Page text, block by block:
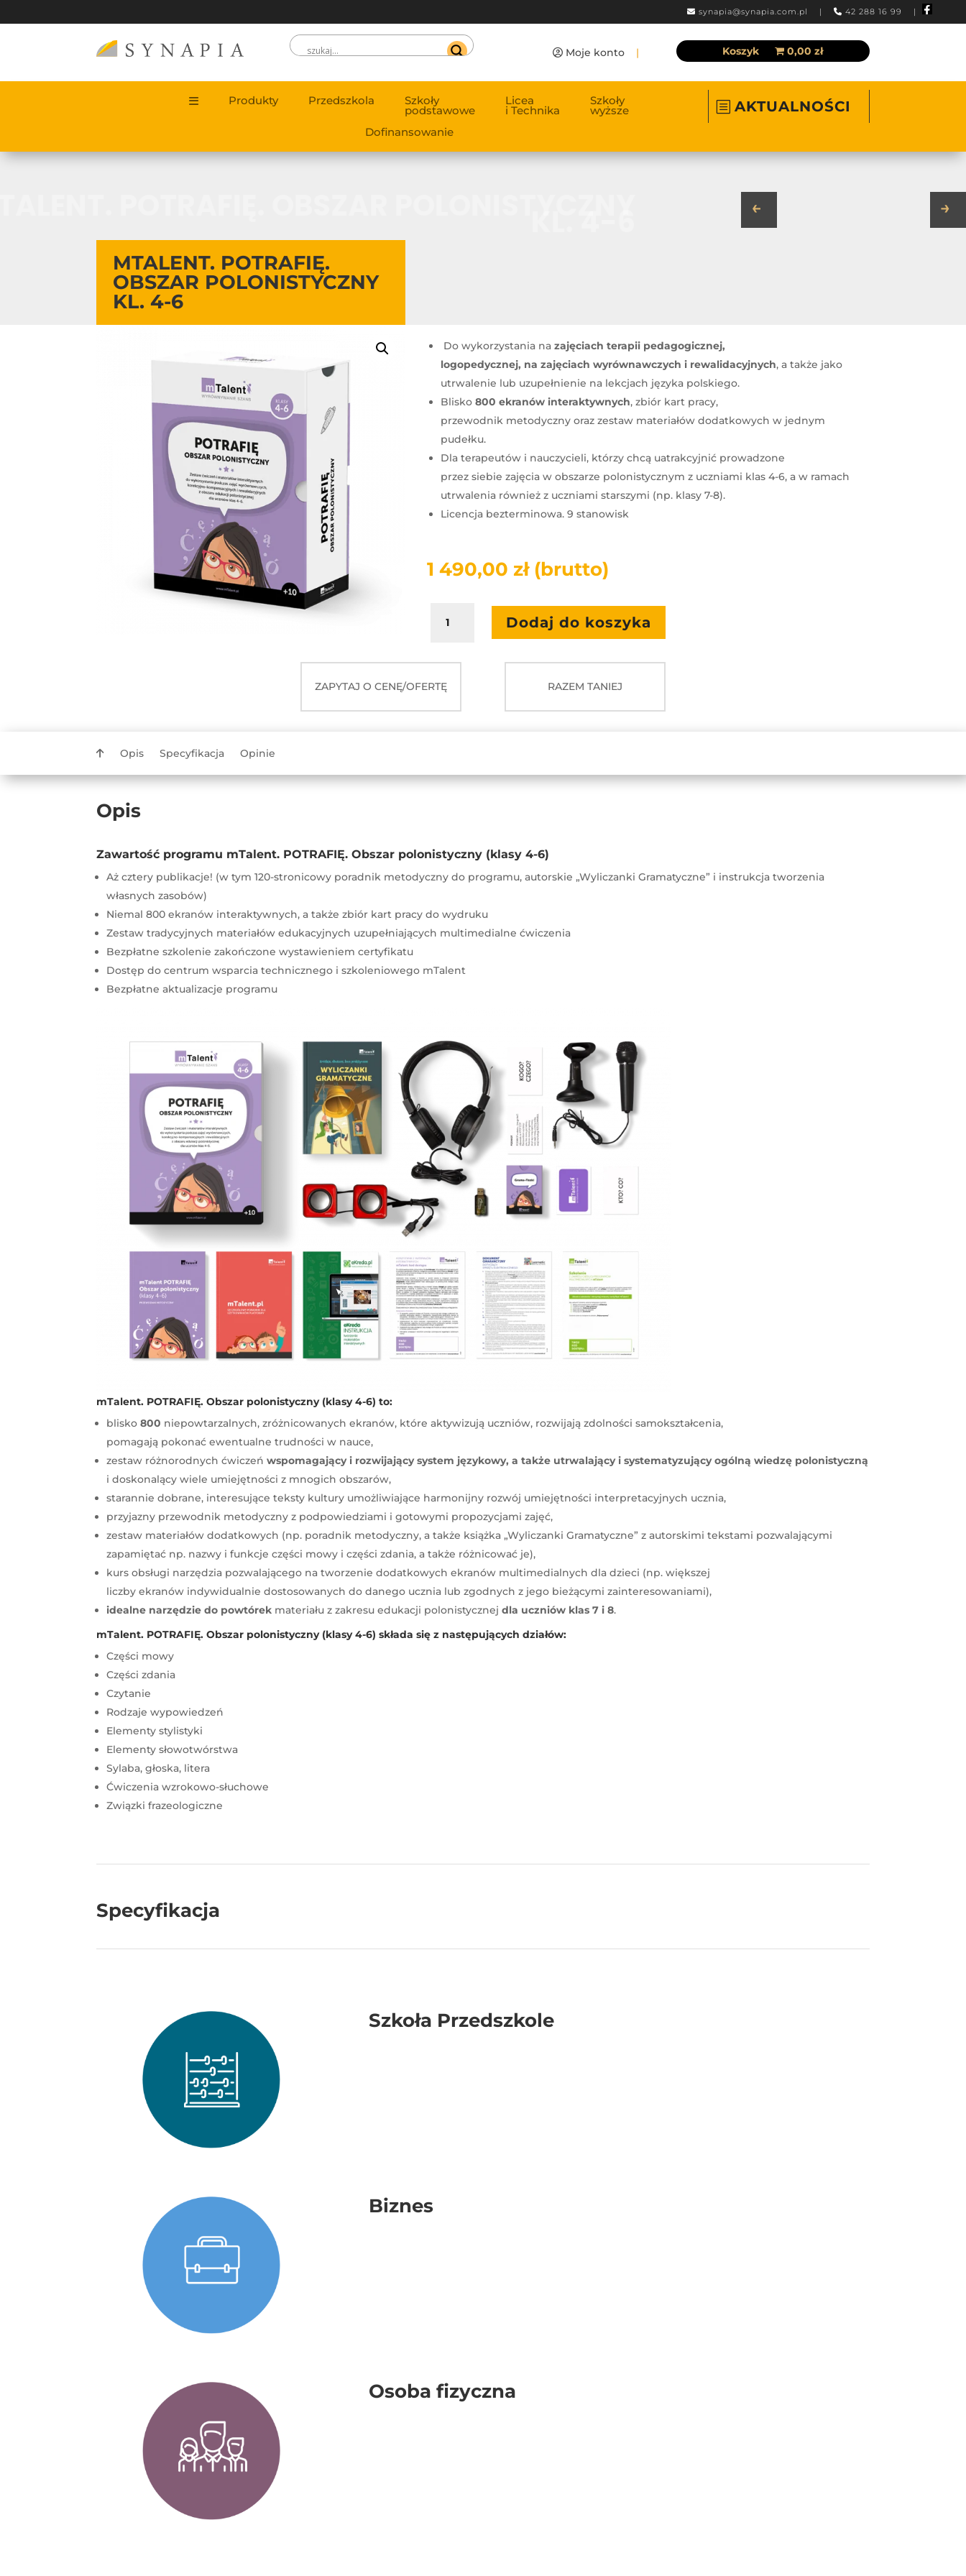
synapia@synapia.com.pl | 42 288 16 99 |
Moje konto | Koszyk 0,00 zł
Produkty Przedszkola Szkoły
podstawowe
Licea
i Technika
Szkoły
wyższe
Dofinansowanie
AKTUALNOŚCI
← →
MTALENT. POTRAFIĘ.
OBSZAR POLONISTYCZNY
KL. 4-6
Do wykorzystania nazajęciach terapii pedagogicznej,
logopedycznej, na zajęciach wyrównawczych i rewalidacyjnych, a także jako
utrwalenie lub uzupełnienie na lekcjach języka polskiego.
Blisko800 ekranów interaktywnych, zbiór kart pracy,
przewodnik metodyczny oraz zestaw materiałów dodatkowych w jednym
pudełku.
Dla terapeutów i nauczycieli, którzy chcą uatrakcyjnić prowadzone
przez siebie zajęcia w obszarze polonistycznym z uczniami klas 4-6, a w ramach
utrwalenia również z uczniami starszymi (np. klasy 7-8).
Licencja bezterminowa. 9 stanowisk
1 490,00zł (brutto)
mTalent.
Obszar
Kl.
4-
Dodaj do koszyka
ZAPYTAJ O CENĘ/OFERTĘ RAZEM TANIEJ
Opis Specyfikacja Opinie
Opis
Zawartość programu mTalent. POTRAFIĘ. Obszar polonistyczny (klasy 4-6)
Aż cztery publikacje! (w tym 120-stronicowy poradnik metodyczny do programu, autorskie „Wyliczanki Gramatyczne” i instrukcja tworzenia
własnych zasobów)
Niemal 800 ekranów interaktywnych, a także zbiór kart pracy do wydruku
Zestaw tradycyjnych materiałów edukacyjnych uzupełniających multimedialne ćwiczenia
Bezpłatne szkolenie zakończone wystawieniem certyfikatu
Dostęp do centrum wsparcia technicznego i szkoleniowego mTalent
Bezpłatne aktualizacje programu
mTalent. POTRAFIĘ. Obszar polonistyczny (klasy 4-6) to:
blisko800 niepowtarzalnych, zróżnicowanych ekranów, które aktywizują uczniów, rozwijają zdolności samokształcenia,
pomagają pokonać ewentualne trudności w nauce,
zestaw różnorodnych ćwiczeńwspomagający i rozwijający system językowy, a także utrwalający i systematyzujący ogólną wiedzę polonistyczną
i doskonalący wiele umiejętności z mnogich obszarów,
starannie dobrane, interesujące teksty kultury umożliwiające harmonijny rozwój umiejętności interpretacyjnych ucznia,
przyjazny przewodnik metodyczny z podpowiedziami i gotowymi propozycjami zajęć,
zestaw materiałów dodatkowych (np. poradnik metodyczny, a także książka „Wyliczanki Gramatyczne” z autorskimi tekstami pozwalającymi
zapamiętać np. nazwy i funkcje części mowy i części zdania, a także różnicować je),
kurs obsługi narzędzia pozwalającego na tworzenie dodatkowych ekranów multimedialnych dla dzieci (np. większej
liczby ekranów indywidualnie dostosowanych do danego ucznia lub zgodnych z jego bieżącymi zainteresowaniami),
idealne narzędzie do powtórek materiału z zakresu edukacji polonistycznejdla uczniów klas 7 i 8.
mTalent. POTRAFIĘ. Obszar polonistyczny (klasy 4-6) składa się z następujących działów:
Części mowy
Części zdania
Czytanie
Rodzaje wypowiedzeń
Elementy stylistyki
Elementy słowotwórstwa
Sylaba, głoska, litera
Ćwiczenia wzrokowo-słuchowe
Związki frazeologiczne
Specyfikacja
Szkoła Przedszkole
Biznes
Osoba fizyczna